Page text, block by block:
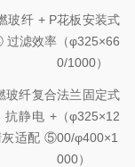
纤 + P
过滤效率
花板安装式
（φ325×66
0/1000）
纤复合
抗静电 +
灰适配 ⑤
法兰固定式
（φ325×12
00/φ400×1
000）